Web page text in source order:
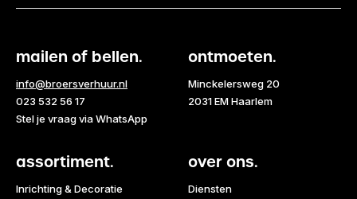
mailen of bellen.
info@broersverhuur.nl
023 532 56 17
Stel je vraag via WhatsApp
ontmoeten.
Minckelersweg 20
2031 EM Haarlem
assortiment.
Inrichting & Decoratie
over ons.
Diensten